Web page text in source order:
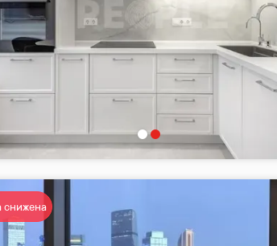
снижена